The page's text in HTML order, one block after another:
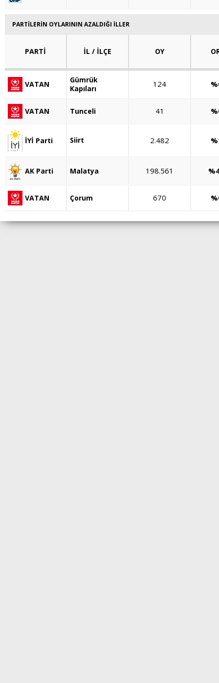
PARTİLERİN OYLARININ AZALDIĞI İLLER
PARTİ İL / İLÇE OY
VATAN
Gümrük
Kapıları
124
VATAN Tunceli 41
İYİ Parti Siirt 2.482
AK Parti Malatya 198.561
VATAN Çorum 670